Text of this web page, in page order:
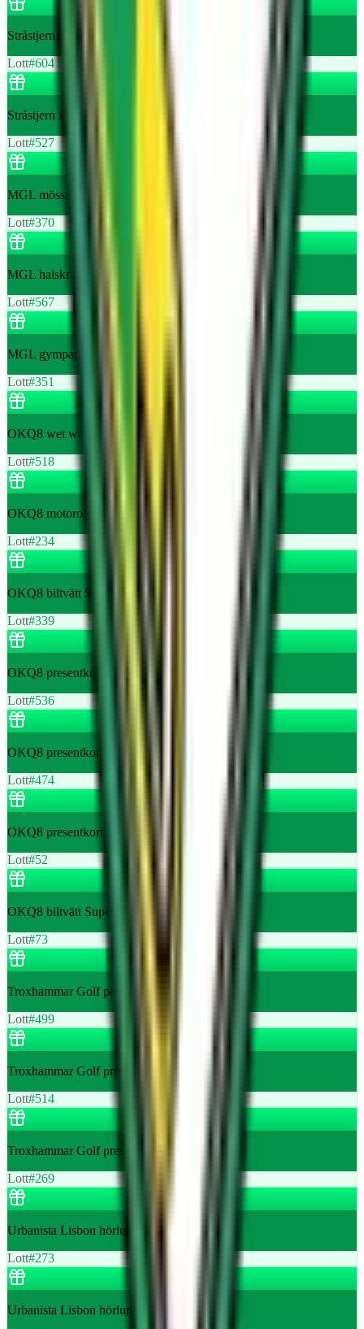
Stråstjern Friskvård Spa ritual set Maria Åkerberg 349kr
Lott#604
Stråstjern Friskvård Presentkort 500kr till salongen
Lott#527
MGL mössa
Lott#370
MGL halskrage
Lott#567
MGL gympapåse
Lott#351
OKQ8 wet wax, keps och isskrapa
Lott#518
OKQ8 motorolja, keps och isskrapa
Lott#234
OKQ8 biltvätt Super X-Shine
Lott#339
OKQ8 presentkort 4 st mjukglassar
Lott#536
OKQ8 presentkort 4 st mjukglassar
Lott#474
OKQ8 presentkort 4 st mjukglassar
Lott#52
OKQ8 biltvätt Super X-Shine
Lott#73
Troxhammar Golf presentkort ranch 350 kr
Lott#499
Troxhammar Golf presentkort ranch 350 kr
Lott#514
Troxhammar Golf presentkort ranch 350 kr
Lott#269
Urbanista Lisbon hörlurar
Lott#273
Urbanista Lisbon hörlurar